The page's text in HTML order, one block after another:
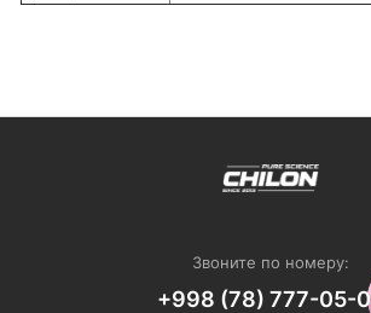
Звоните по номеру:
+998 (78) 777-05-